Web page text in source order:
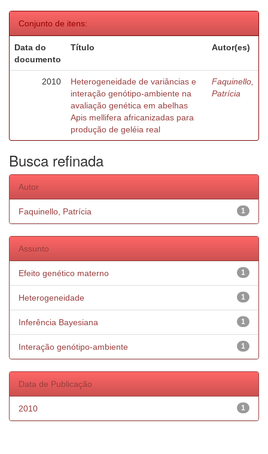
Conjunto de itens:
Data do
documento
Título Autor(es)
2010
Heterogeneidade de variâncias e
interação genótipo-ambiente na
avaliação genética em abelhas
Apis mellifera africanizadas para
produção de geléia real
Faquinello,
Patrícia
Busca refinada
Autor
1
Faquinello, Patrícia
Assunto
1
Efeito genético materno
1
Heterogeneidade
1
Inferência Bayesiana
1
Interação genótipo-ambiente
Data de Publicação
1
2010